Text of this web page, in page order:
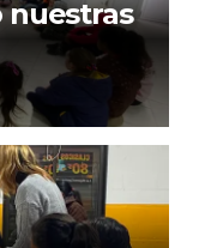
nuestras